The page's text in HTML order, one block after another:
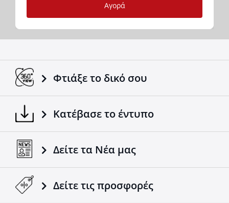
Αγορά
Φτιάξε το δικό σου
Κατέβασε το έντυπο
Δείτε τα Νέα μας
Δείτε τις προσφορές